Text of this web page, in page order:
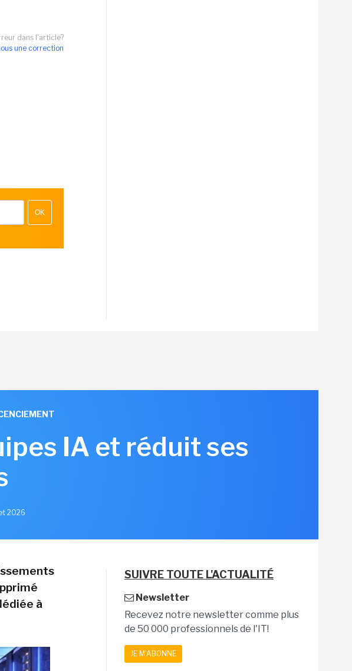
dans l'article?
une correction
OK
IA et réduit ses
2026
à
SUIVRE TOUTE L'ACTUALITÉ
Newsletter
Recevez notre newsletter comme plus
de 50 000 professionnels de l'IT!
JE M'ABONNE